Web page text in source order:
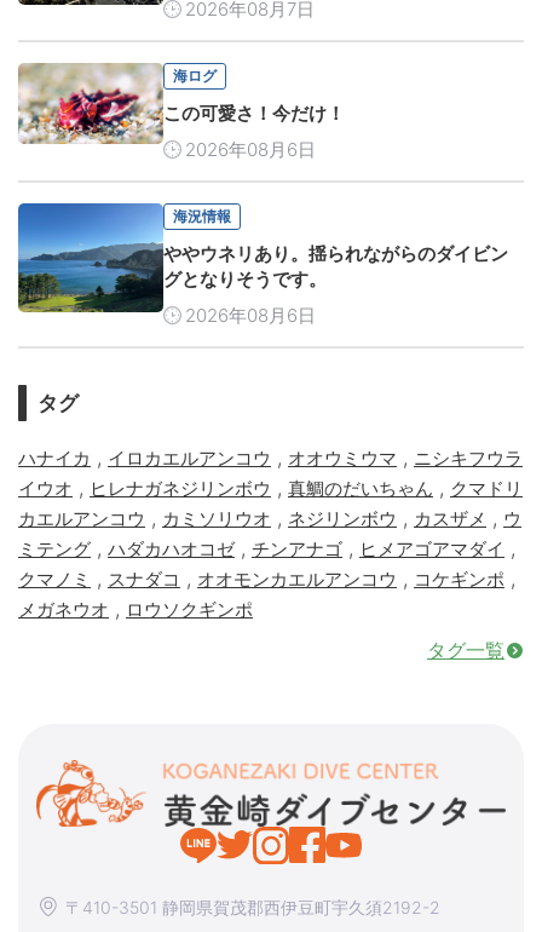
2026年08月7日
海ログ
この可愛さ！今だけ！
2026年08月6日
海況情報
ややウネリあり。揺られながらのダイビン
グとなりそうです。
2026年08月6日
タグ
ハナイカ , イロカエルアンコウ , オオウミウマ , ニシキフウラ
イウオ , ヒレナガネジリンボウ , 真鯛のだいちゃん , クマドリ
カエルアンコウ , カミソリウオ , ネジリンボウ , カスザメ , ウ
ミテング , ハダカハオコゼ, チンアナゴ , ヒメアゴアマダイ ,
クマノミ , スナダコ , オオモンカエルアンコウ , コケギンポ ,
メガネウオ , ロウソクギンポ
タグ一覧
〒410-3501 静岡県賀茂郡西伊豆町宇久須2192-2